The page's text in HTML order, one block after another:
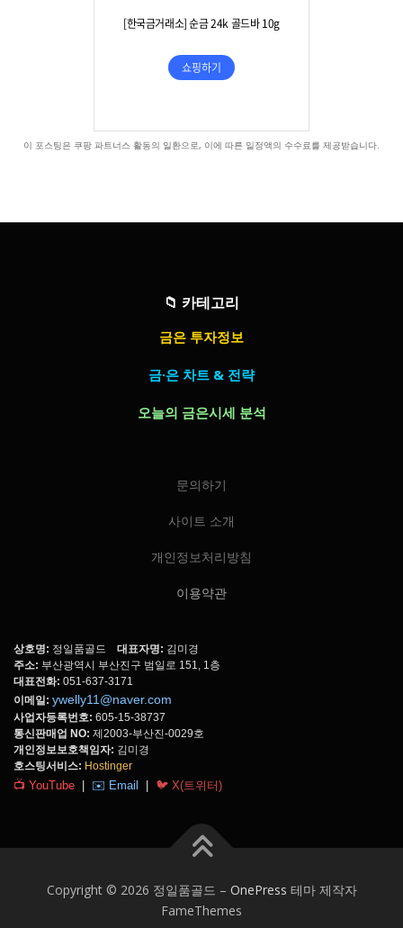
이 포스팅은 쿠팡 파트너스 활동의 일환으로, 이에 따른 일정액의 수수료를 제공받습니다.
📁 카테고리
금은 투자정보
금·은 차트 & 전략
오늘의 금은시세 분석
문의하기
사이트 소개
개인정보처리방침
이용약관
상호명: 정일품골드 대표자명: 김미경
주소: 부산광역시 부산진구 범일로 151, 1층
대표전화: 051-637-3171
이메일: ywelly11@naver.com
사업자등록번호: 605-15-38737
통신판매업 NO: 제2003-부산진-0029호
개인정보보호책임자: 김미경
호스팅서비스: Hostinger
📺 YouTube ✉️ Email 🐦 X(트위터)
Copyright © 2026 정일품골드 – OnePress 테마 제작자
FameThemes